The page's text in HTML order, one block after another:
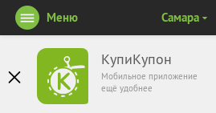
КупиКупон
Мобильное приложение
ещё удобнее
Меню Самара